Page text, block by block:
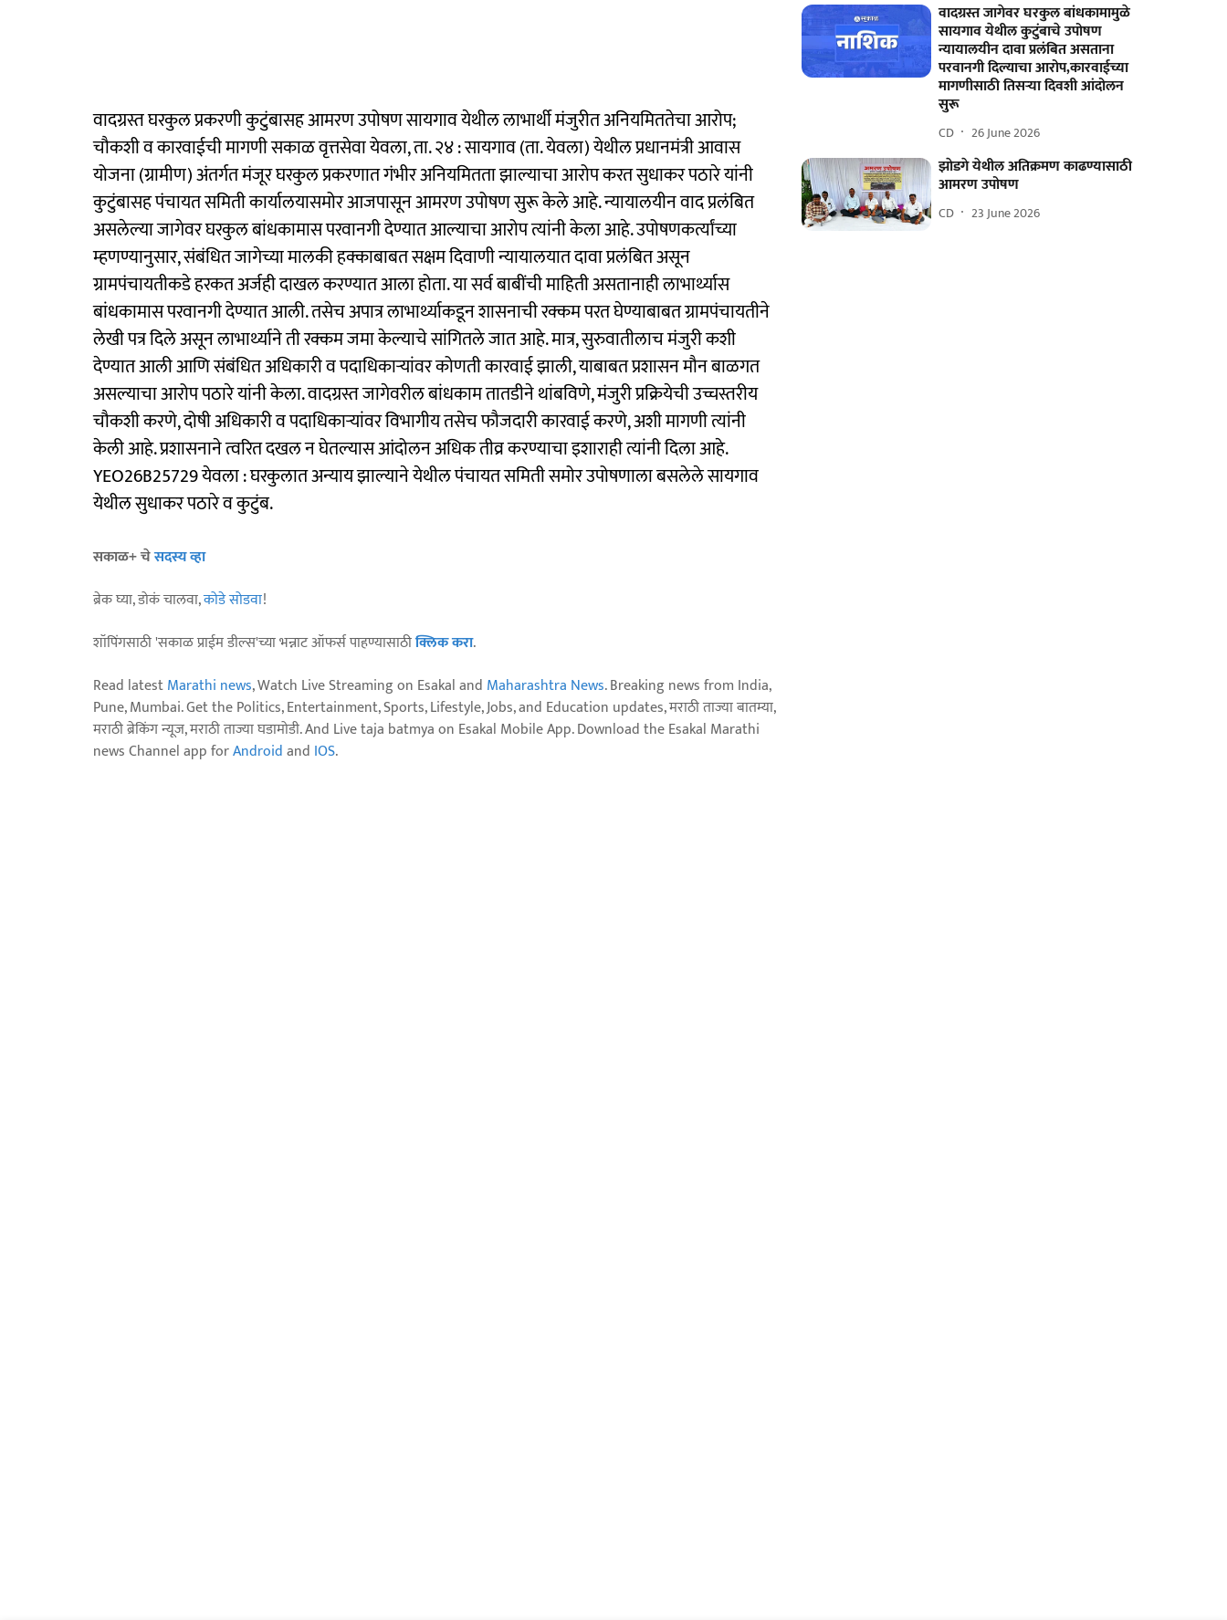
वादग्रस्त घरकुल प्रकरणी कुटुंबासह आमरण उपोषण सायगाव येथील लाभार्थी मंजुरीत अनियमिततेचा आरोप;
चौकशी व कारवाईची मागणी सकाळ वृत्तसेवा येवला, ता. २४ : सायगाव (ता. येवला) येथील प्रधानमंत्री आवास
योजना (ग्रामीण) अंतर्गत मंजूर घरकुल प्रकरणात गंभीर अनियमितता झाल्याचा आरोप करत सुधाकर पठारे यांनी
कुटुंबासह पंचायत समिती कार्यालयासमोर आजपासून आमरण उपोषण सुरू केले आहे. न्यायालयीन वाद प्रलंबित
असलेल्या जागेवर घरकुल बांधकामास परवानगी देण्यात आल्याचा आरोप त्यांनी केला आहे. उपोषणकर्त्यांच्या
म्हणण्यानुसार, संबंधित जागेच्या मालकी हक्काबाबत सक्षम दिवाणी न्यायालयात दावा प्रलंबित असून
ग्रामपंचायतीकडे हरकत अर्जही दाखल करण्यात आला होता. या सर्व बाबींची माहिती असतानाही लाभार्थ्यास
बांधकामास परवानगी देण्यात आली. तसेच अपात्र लाभार्थ्याकडून शासनाची रक्कम परत घेण्याबाबत ग्रामपंचायतीने
लेखी पत्र दिले असून लाभार्थ्याने ती रक्कम जमा केल्याचे सांगितले जात आहे. मात्र, सुरुवातीलाच मंजुरी कशी
देण्यात आली आणि संबंधित अधिकारी व पदाधिकाऱ्यांवर कोणती कारवाई झाली, याबाबत प्रशासन मौन बाळगत
असल्याचा आरोप पठारे यांनी केला. वादग्रस्त जागेवरील बांधकाम तातडीने थांबविणे, मंजुरी प्रक्रियेची उच्चस्तरीय
चौकशी करणे, दोषी अधिकारी व पदाधिकाऱ्यांवर विभागीय तसेच फौजदारी कारवाई करणे, अशी मागणी त्यांनी
केली आहे. प्रशासनाने त्वरित दखल न घेतल्यास आंदोलन अधिक तीव्र करण्याचा इशाराही त्यांनी दिला आहे.
YEO26B25729 येवला : घरकुलात अन्याय झाल्याने येथील पंचायत समिती समोर उपोषणाला बसलेले सायगाव
येथील सुधाकर पठारे व कुटुंब.
सकाळ+ चेसदस्य व्हा
ब्रेक घ्या, डोकं चालवा,कोडे सोडवा!
शॉपिंगसाठी 'सकाळ प्राईम डील्स'च्या भन्नाट ऑफर्स पाहण्यासाठीक्लिक करा.
Read latestMarathi news, Watch Live Streaming on Esakal and Maharashtra News. Breaking news from India,
Pune, Mumbai. Get the Politics, Entertainment, Sports, Lifestyle, Jobs, and Education updates, मराठी ताज्या बातम्या,
मराठी ब्रेकिंग न्यूज, मराठी ताज्या घडामोडी. And Live taja batmya on Esakal Mobile App. Download the Esakal Marathi
news Channel app forAndroidand IOS.
वादग्रस्त जागेवर घरकुल बांधकामामुळे
सायगाव येथील कुटुंबाचे उपोषण
न्यायालयीन दावा प्रलंबित असताना
परवानगी दिल्याचा आरोप,कारवाईच्या
मागणीसाठी तिसऱ्या दिवशी आंदोलन
सुरू
CD 26 June 2026
झाेडगे येथील अतिक्रमण काढण्यासाठी
आमरण उपोषण
CD 23 June 2026